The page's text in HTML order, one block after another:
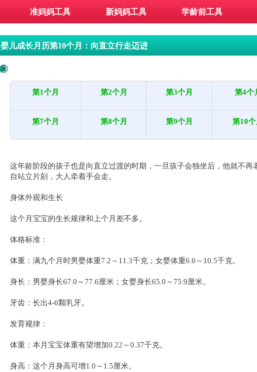
准妈妈工具 新妈妈工具 学龄前工具
婴儿成长月历第10个月：向直立行走迈进
第1个月 第2个月 第3个月 第4个
第7个月 第8个月 第9个月 第10个
这年龄阶段的孩子也是向直立过渡的时期，一旦孩子会独坐后，他就不
自站立片刻，大人牵着手会走。
身体外观和生长
这个月宝宝的生长规律和上个月差不多。
体格标准：
体重：满九个月时男婴体重7.2～11.3千克；女婴体重6.6～10.5千克。
身长：男婴身长67.0～77.6厘米；女婴身长65.0～75.9厘米。
牙齿：长出4-6颗乳牙。
发育规律：
体重：本月宝宝体重有望增加0.22～0.37千克。
身高：这个月身高可增1.0～1.5厘米。